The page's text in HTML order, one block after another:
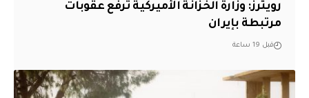
‏رويترز: وزارة الخزانة الأميركية ترفع عقوبات
مرتبطة بإيران
قبل 19 ساعة